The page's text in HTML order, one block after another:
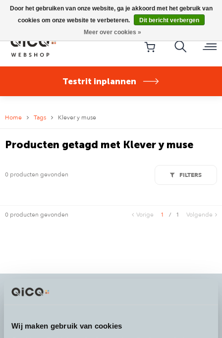
Wij maken gebruik van cookies
Riese & Müller Nevo5 Silent Core nu direct uit voorraad
leverbaar!
Testrit inplannen
Home Tags Klever y muse
Producten getagd met Klever y muse
0 producten gevonden FILTERS
0 producten gevonden Vorige 1 / 1 Volgende
Door het gebruiken van onze website, ga je akkoord met het gebruik van
cookies om onze website te verbeteren.
Dit bericht verbergen
Meer over cookies »